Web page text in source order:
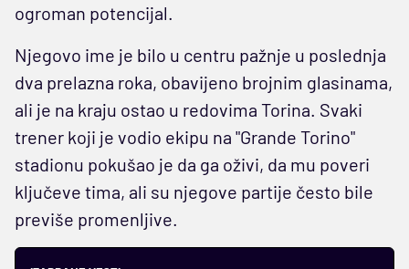
ogroman potencijal.
Njegovo ime je bilo u centru pažnje u poslednja
dva prelazna roka, obavijeno brojnim glasinama,
ali je na kraju ostao u redovima Torina. Svaki
trener koji je vodio ekipu na "Grande Torino"
stadionu pokušao je da ga oživi, da mu poveri
ključeve tima, ali su njegove partije često bile
previše promenljive.